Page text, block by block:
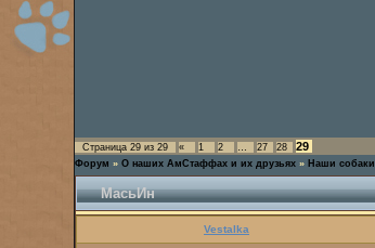
Страница 29 из 29 « 1 2 … 27 28 29
Форум » О наших АмСтаффах и их друзьях » Наши собаки
МасьИн
Vestalka